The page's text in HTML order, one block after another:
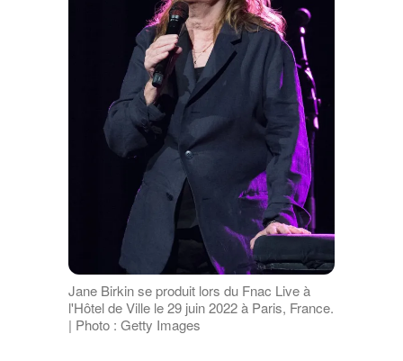
Jane Birkin se produit lors du Fnac Live à
l'Hôtel de Ville le 29 juin 2022 à Paris, France.
| Photo : Getty Images